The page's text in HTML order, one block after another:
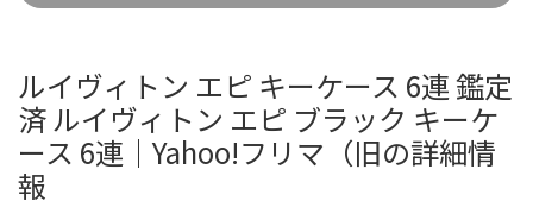
ルイヴィトン エピ キーケース 6連 鑑定
済 ルイヴィトン エピ ブラック キーケ
ース 6連｜Yahoo!フリマ（旧の詳細情
報